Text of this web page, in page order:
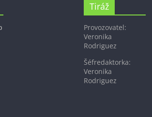
Tiráž
Provozovatel:
Veronika
Rodriguez
Šéfredaktorka:
Veronika
Rodriguez